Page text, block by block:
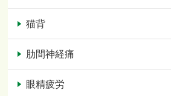
猫背
肋間神経痛
眼精疲労